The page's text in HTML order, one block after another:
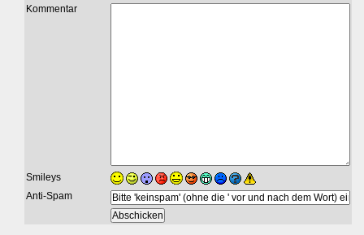
Kommentar
Smileys
Anti-Spam